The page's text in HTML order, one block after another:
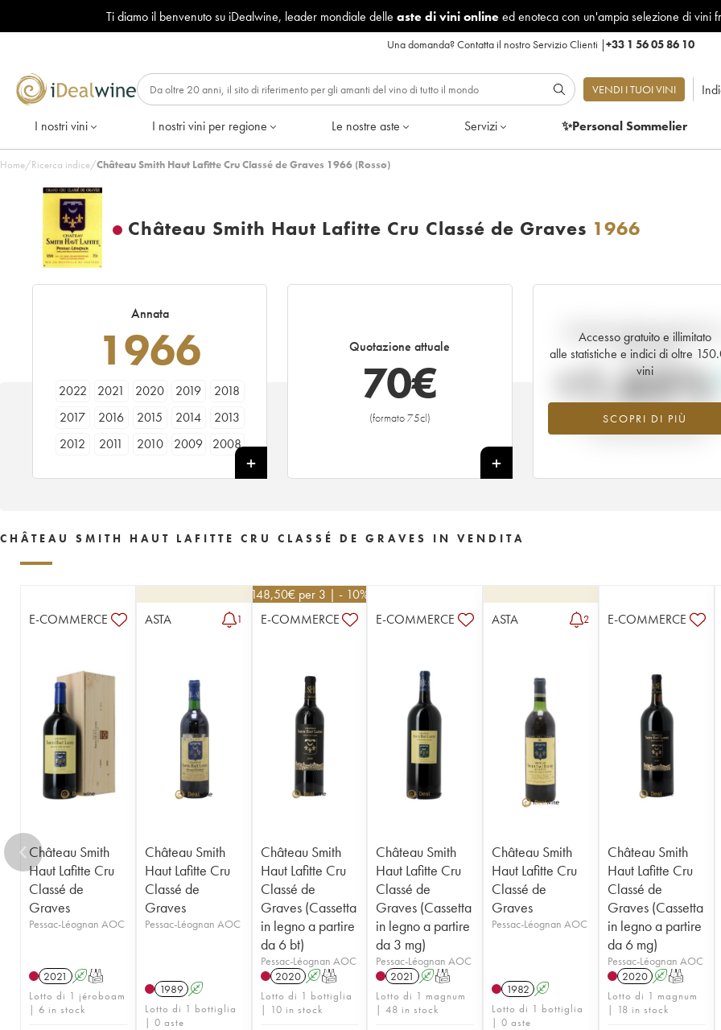
Ti diamo il benvenuto su iDealwine, leader mondiale delle aste di vini onlineed enoteca con un'ampia selezione di vini
Una domanda?Contatta il nostro Servizio Clienti |+33 1 56 05 86 10
VENDI I TUOI VINI
I nostri vini I nostri vini per regione Le nostre aste Servizi ✨Personal Sommelier
Home/Ricerca indice/Château Smith Haut Lafitte Cru Classé de Graves 1966 (Rosso)
Château Smith Haut Lafitte Cru Classé de Graves 1966
Annata
1966
2022 2021 2020 2019
2018
2017
2016 2015 2014
2013
2012
2011 2010 2009
2008
1980 1979
1978
1976
1973
1967
1964
1960
1959 1957
1955
1953 1950
1947
1945 1878
Quotazione attuale
70€
(formato 75cl)
+
Accesso gratuito e illimitato
alle statistiche e indici di oltre
vini
SCOPRI DI PIÙ
Andamento della quotazione
tempo reale
+1.65%
Valore in aumento per l'annata
nel 2026 rispetto al 2025
CHÂTEAU SMITH HAUT LAFITTE CRU CLASSÉ DE GRAVES IN VENDITA
E-COMMERCE
Château Smith
Haut Lafitte Cru
Classé de
Graves
Pessac-Léognan AOC
2021 AT
Lotto di 1 jéroboam
| 6 in stock
ASTA 1
Château Smith
Haut Lafitte Cru
Classé de
Graves
Pessac-Léognan AOC
1989 A
Lotto di 1 bottiglia
| 0 aste
148,50€ per 3 | - 10%
E-COMMERCE
Château Smith
Haut Lafitte Cru
Classé de
Graves (Cassetta
in legno a partire
da 6 bt)
Pessac-Léognan AOC
2020 AT
Lotto di 1 bottiglia
| 10 in stock
E-COMMERCE
Château Smith
Haut Lafitte Cru
Classé de
Graves (Cassetta
in legno a partire
da 3 mg)
Pessac-Léognan AOC
2021
AT
Lotto di 1 magnum
| 48 in stock
ASTA 2
Château Smith
Haut Lafitte Cru
Classé de
Graves
Pessac-Léognan AOC
1982 A
Lotto di 1 bottiglia
| 0 aste
E-COMMERCE
Château Smith
Haut Lafitte Cru
Classé de
Graves (Cassetta
in legno a partire
da 6 mg)
Pessac-Léognan AOC
2020 AT
Lotto di 1 magnum
| 18 in stock